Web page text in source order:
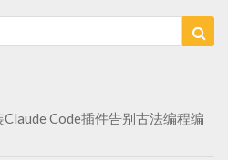
Code插件告别古法编程编